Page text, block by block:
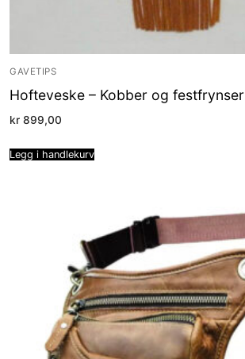
GAVETIPS
Hofteveske – Kobber og festfrynser
kr 899,00
Legg i handlekurv